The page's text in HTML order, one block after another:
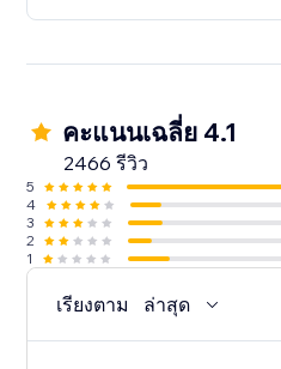
คะแนนเฉลี่ย 4.1
2466 รีวิว
5
4
3
2
1
เรียงตาม ล่าสุด